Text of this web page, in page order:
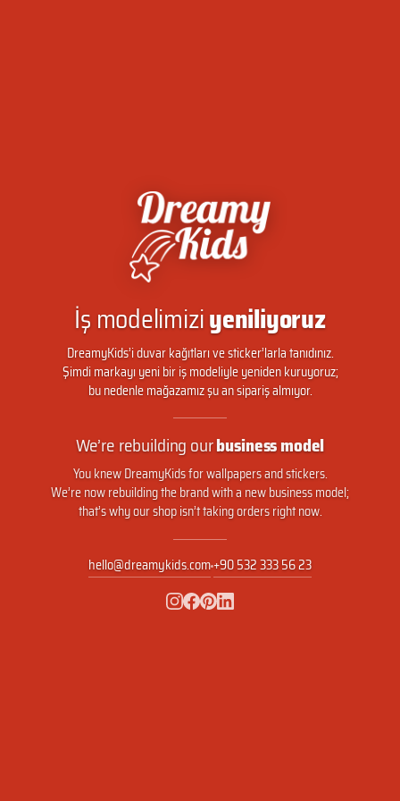
İş modelimiziyeniliyoruz
DreamyKids’i duvar kağıtları ve sticker’larla tanıdınız.
Şimdi markayı yeni bir iş modeliyle yeniden kuruyoruz;
bu nedenle mağazamız şu an sipariş almıyor.
We’re rebuilding ourbusiness model
You knew DreamyKids for wallpapers and stickers.
We’re now rebuilding the brand with a new business model;
that’s why our shop isn’t taking orders right now.
hello@dreamykids.com+90 532 333 56 23